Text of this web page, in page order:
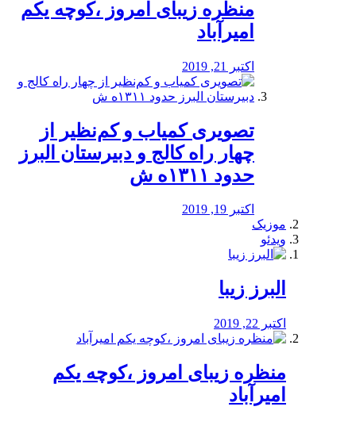
منظره‌‌ زیبای امروز ،کوچه یکم
امیرآباد
اکتبر 21, 2019
️تصویری کمیاب و کم‌نظیر از
چهار راه كالج و دبيرستان البرز
حدود ۱۳۱۱ه ش
اکتبر 19, 2019
موزیک
ویدئو
البرز زیبا
اکتبر 22, 2019
منظره‌‌ زیبای امروز ،کوچه یکم
امیرآباد